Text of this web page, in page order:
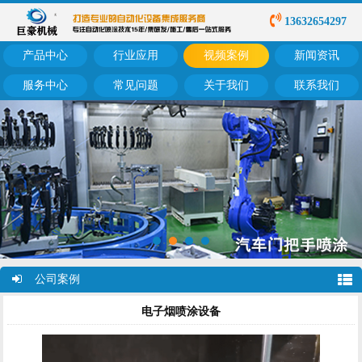
13632654297
产品中心 行业应用 视频案例 新闻资讯
服务中心 常见问题 关于我们 联系我们
公司案例
电子烟喷涂设备